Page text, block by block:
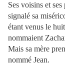
Ses voisins et
signalé sa
étant venus le
nommaient
Mais sa mère
nommé Jean.